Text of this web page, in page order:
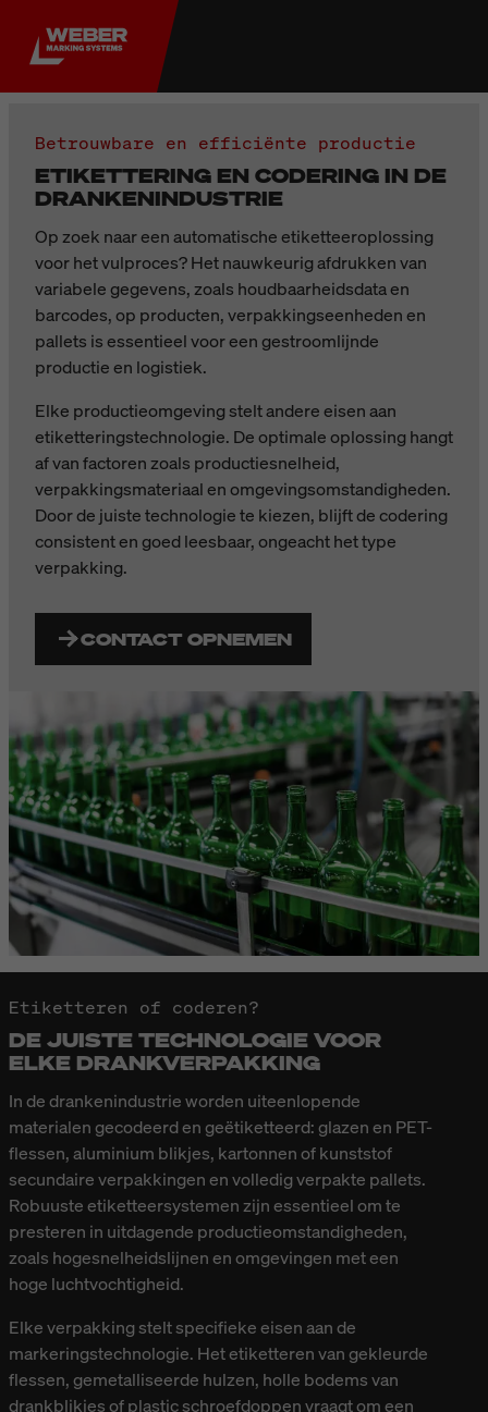
Betrouwbare en efficiënte productie
ETIKETTERING EN CODERING IN DE
DRANKENINDUSTRIE
Op zoek naar een automatische etiketteeroplossing
voor het vulproces? Het nauwkeurig afdrukken van
variabele gegevens, zoals houdbaarheidsdata en
barcodes, op producten, verpakkingseenheden en
pallets is essentieel voor een gestroomlijnde
productie en logistiek.
Elke productieomgeving stelt andere eisen aan
etiketteringstechnologie. De optimale oplossing hangt
af van factoren zoals productiesnelheid,
verpakkingsmateriaal en omgevingsomstandigheden.
Door de juiste technologie te kiezen, blijft de codering
consistent en goed leesbaar, ongeacht het type
verpakking.
CONTACT OPNEMEN
Etiketteren of coderen?
DE JUISTE TECHNOLOGIE VOOR
ELKE DRANKVERPAKKING
In de drankenindustrie worden uiteenlopende
materialen gecodeerd en geëtiketteerd: glazen en PET-
flessen, aluminium blikjes, kartonnen of kunststof
secundaire verpakkingen en volledig verpakte pallets.
Robuuste etiketteersystemen zijn essentieel om te
presteren in uitdagende productieomstandigheden,
zoals hogesnelheidslijnen en omgevingen met een
hoge luchtvochtigheid.
Elke verpakking stelt specifieke eisen aan de
markeringstechnologie. Het etiketteren van gekleurde
flessen, gemetalliseerde hulzen, holle bodems van
drankblikjes of plastic schroefdoppen vraagt om een